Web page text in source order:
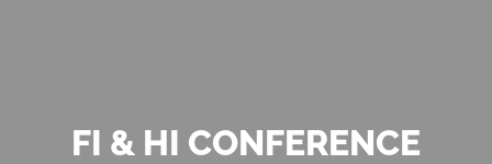
FI & HI CONFERENCE